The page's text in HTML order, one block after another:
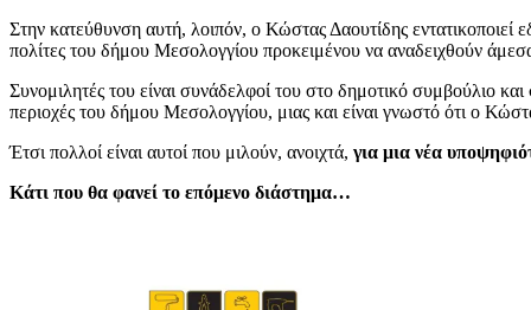
Στην κατεύθυνση αυτή, λοιπόν, ο Κώστας Δαουτίδης εντατικοποιεί
πολίτες του δήμου Μεσολογγίου προκειμένου να αναδειχθούν
Συνομιλητές του είναι συνάδελφοί του στο δημοτικό συμβούλιο
περιοχές του δήμου Μεσολογγίου, μιας και είναι γνωστό ότι ο
Έτσι πολλοί είναι αυτοί που μιλούν, ανοιχτά, για μια νέα
Κάτι που θα φανεί το επόμενο διάστημα…